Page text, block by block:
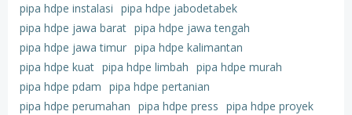
pipa hdpe instalasi pipa hdpe jabodetabek
pipa hdpe jawa barat pipa hdpe jawa tengah
pipa hdpe jawa timur pipa hdpe kalimantan
pipa hdpe kuat pipa hdpe limbah pipa hdpe murah
pipa hdpe pdam pipa hdpe pertanian
pipa hdpe perumahan pipa hdpe press pipa hdpe proyek